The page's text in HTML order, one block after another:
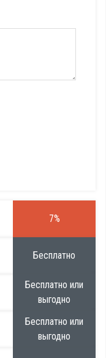
7%
Бесплатно
Бесплатно или
выгодно
Бесплатно или
выгодно